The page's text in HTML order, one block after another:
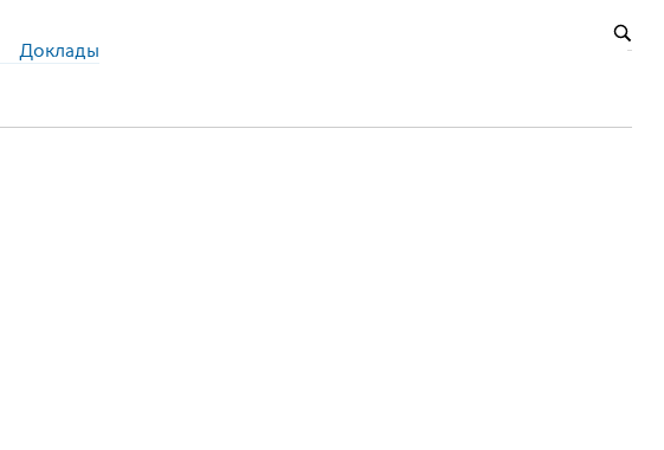
Доклады